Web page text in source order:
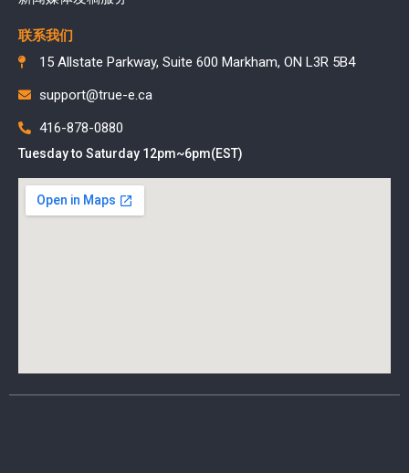
联系我们
15 Allstate Parkway, Suite 600 Markham, ON L3R 5B4
support@true-e.ca
416-878-0880
Tuesday to Saturday 12pm~6pm(EST)